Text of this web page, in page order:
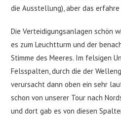
die Ausstellung), aber das
Die Verteidigungsanlagen schön
es zum Leuchtturm und der
Stimme des Meeres. Im felsigen
Felsspalten, durch die der
verursacht dann oben ein sehr
schon von unserer Tour nach
und dort gab es von diesen